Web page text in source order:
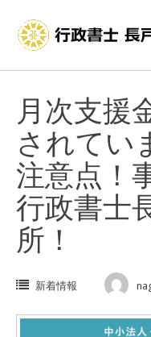
content
月次支援
されてい
注意点！
行政書士
所！
新着情報